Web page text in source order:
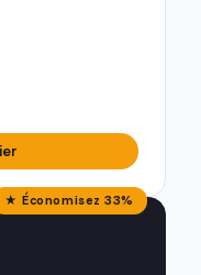
★ Économisez 33%